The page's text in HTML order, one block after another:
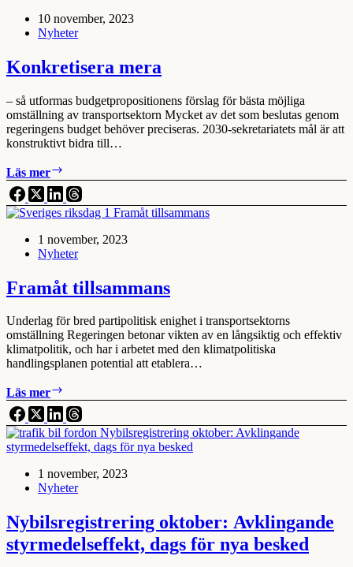
och
fastighetsägare
omställningen
till
10 november, 2023
Nyheter
Konkretisera mera
– så utformas budgetpropositionens förslag för bästa möjliga
omställning av transportsektorn Mycket av det som beslutas genom
regeringens budget behöver preciseras. 2030-sekretariatets mål är att
konstruktivt bidra till…
Läs mer
mera
1 november, 2023
Nyheter
Framåt tillsammans
Underlag för bred partipolitisk enighet i transportsektorns
omställning Regeringen betonar vikten av en långsiktig och effektiv
klimatpolitik, och har i arbetet med den klimatpolitiska
handlingsplanen potential att etablera…
Läs mer
tillsammans
1 november, 2023
Nyheter
Nybilsregistrering oktober: Avklingande
styrmedelseffekt, dags för nya besked